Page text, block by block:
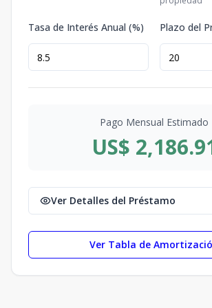
Tasa de Interés Anual (%) Plazo del
Pago Mensual Estimado
US$
Ver Detalles del Préstamo
Ver Tabla de